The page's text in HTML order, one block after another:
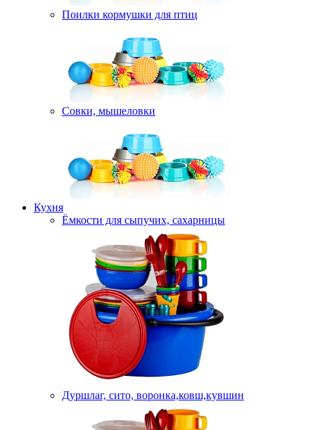
Поилки кормушки для птиц
Совки, мышеловки
Кухня
Ёмкости для сыпучих, сахарницы
Дуршлаг, сито, воронка,ковш,кувшин